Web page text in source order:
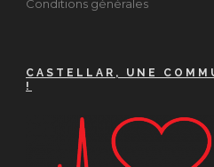
Conditions générales
CASTELLAR, UNE
!